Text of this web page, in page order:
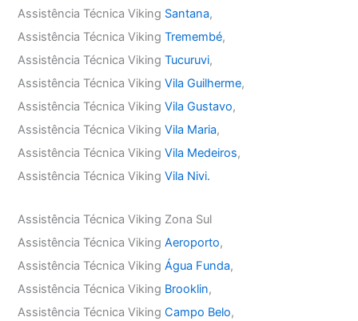
Assistência Técnica Viking Santana,
Assistência Técnica VikingTremembé,
Assistência Técnica VikingTucuruvi,
Assistência Técnica VikingVila Guilherme,
Assistência Técnica VikingVila Gustavo,
Assistência Técnica VikingVila Maria,
Assistência Técnica VikingVila Medeiros,
Assistência Técnica VikingVila Nivi.
Assistência Técnica Viking Zona Sul
Assistência Técnica VikingAeroporto,
Assistência Técnica VikingÁgua Funda,
Assistência Técnica Viking Brooklin,
Assistência Técnica VikingCampo Belo,